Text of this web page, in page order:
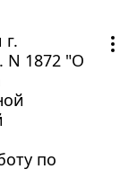
N 1872 "О
по